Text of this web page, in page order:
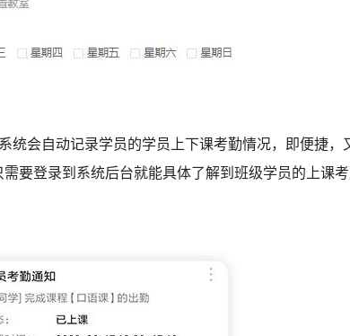
统会自动记录学员的学员上下课考勤情况，即便捷，
要登录到系统后台就能具体了解到班级学员的上课